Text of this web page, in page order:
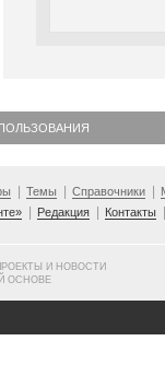
Темы Справочники
Редакция Контакты
И НОВОСТИ
ОСНОВЕ